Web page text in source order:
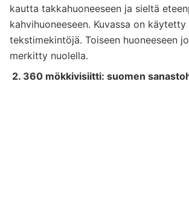
kautta takkahuoneeseen ja sieltä
kahvihuoneeseen. Kuvassa on
tekstimekintöjä. Toiseen huoneeseen
merkitty nuolella.
2. 360 mökkivisiitti: suomen